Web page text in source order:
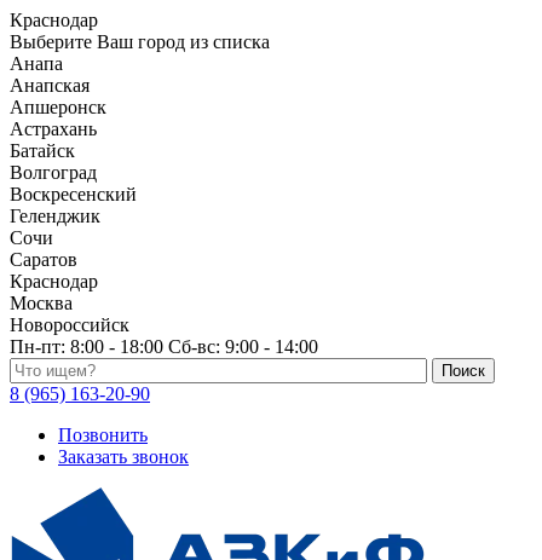
Краснодар
Выберите Ваш город из списка
Анапа
Анапская
Апшеронск
Астрахань
Батайск
Волгоград
Воскресенский
Геленджик
Сочи
Саратов
Краснодар
Москва
Новороссийск
Пн-пт: 8:00 - 18:00 Сб-вс: 9:00 - 14:00
Поиск по каталогу
8 (965) 163-20-90
Позвонить
Заказать звонок